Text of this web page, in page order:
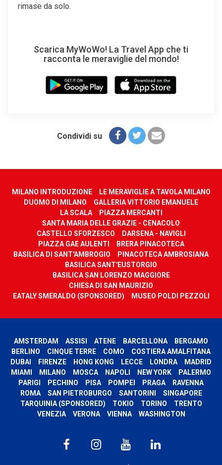
rimase da solo.
Scarica MyWoWo! La Travel App che ti
racconta le meraviglie del mondo!
Condividi su
MILANO INTRODUZIONE
LE MERAVIGLIE A TAVOLA MILANO
DUOMO DI MILANO
GALLERIA VITTORIO EMANUELE
LA SCALA
PIAZZA MERCANTI
SANTA MARIA DELLE GRAZIE - CENACOLO
CASTELLO SFORZESCO
DARSENA - NAVIGLI
PIAZZA GAE AULENTI
BRERA PINACOTECA
BASILICA DI SANT'AMBROGIO
PINACOTECA AMBROSIANA
BASILICA SANT'EUSTORGIO
BASILICA SAN LORENZO MAGGIORE
CHIESA DI SAN MAURIZIO
EATALY SMERALDO (SPONSORED)
MUSEO POLDI PEZZOLI
AMSTERDAM ASSISI ATENE BARCELLONA
BERGAMO
BERLINO
CINQUE TERRE COMO
COSTIERA AMALFITANA
DUBAI
FIRENZE HONG KONG LECCE LONDRA
MADRID
MIAMI
MILANO MOSCA NAPOLI NEW YORK
PALERMO
PARIGI
PECHINO PISA POMPEI PRAGA
RAVENNA
ROMA
SAN PIETROBURGO SANTORINI
SINGAPORE
TARQUINIA (SPONSORED)
TOKIO TORINO
TRENTO
VENEZIA
VERONA VIENNA WASHINGTON